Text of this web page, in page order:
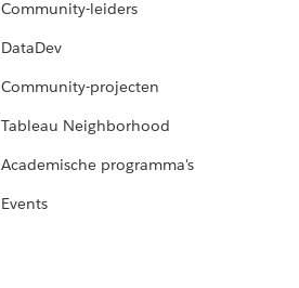
Community-leiders
DataDev
Community-projecten
Tableau Neighborhood
Academische programma's
Events